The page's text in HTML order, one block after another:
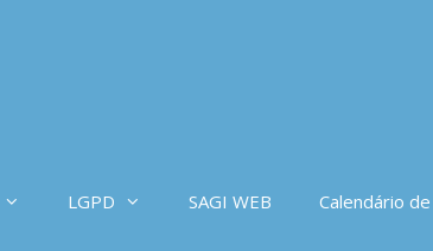
LGPD SAGI WEB Calendário